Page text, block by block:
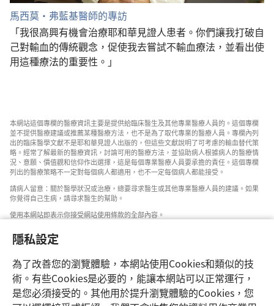
隱私設定
為了改善您的瀏覽體驗，本網站使用Cookies和類似的技
術。有些Cookies是必要的，能讓本網站可以正常運行，
是您必須接受的。其他用於提升瀏覽體驗的Cookies，您
馬西莫·弗藍基醫師的專訪
「我很高興有機會治療耶和華見證人患者。你們讓我打破自
己對輸血的傳統觀念，促使我去嘗試不輸血療法，並看出使
用這種療法的重要性。」
本網站這個專欄的醫療資訊主要是提供給臨床醫生及其他專業醫療人員的。這個專欄
並不提供醫療建議或推薦某種醫療方法，也不是為了取代專業的醫療人員。專欄內列
出的臨床醫學文獻不是耶和華見證人出版的，但這些文獻說明了可考慮的輸血替代策
略。經常了解最新的醫療資訊，討論可用的醫療方法，並協助病人根據病人的醫療情
況、意願、價值觀和信仰作出選擇，這是每個專業醫療人員要承擔的責任。這個專欄
列出的醫療策略不一定對每個病人都適用，也不一定每個病人都能接受。
請病人留意：關於醫學狀況或治療，總要尋求醫生或其他專業醫療人員的建議。如果
你覺得自己生病，請尋求醫生的幫助。
使用本網站即表示你接受網站使用條款的全部內容。
設定外觀